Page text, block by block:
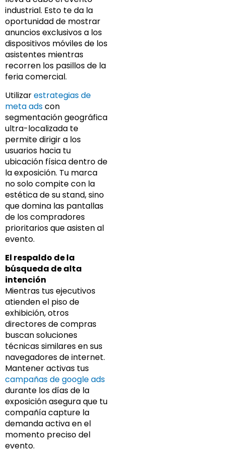
industrial. Esto te da la
oportunidad de mostrar
anuncios exclusivos a los
dispositivos móviles de los
asistentes mientras
recorren los pasillos de la
feria comercial.
Utilizarestrategias de
meta adscon
segmentación geográfica
ultra-localizada te
permite dirigir a los
usuarios hacia tu
ubicación física dentro de
la exposición. Tu marca
no solo compite con la
estética de su stand, sino
que domina las pantallas
de los compradores
prioritarios que asisten al
evento.
El respaldo de la
búsqueda de alta
intención
Mientras tus ejecutivos
atienden el piso de
exhibición, otros
directores de compras
buscan soluciones
técnicas similares en sus
navegadores de internet.
Mantener activas tus
campañas de google ads
durante los días de la
exposición asegura que tu
compañía capture la
demanda activa en el
momento preciso del
evento.